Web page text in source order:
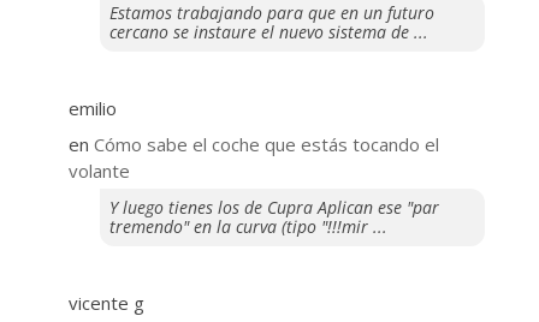
Estamos trabajando para que en un futuro
cercano se instaure el nuevo sistema de ...
emilio
en ​Cómo sabe el coche que estás tocando el
volante
Y luego tienes los de Cupra Aplican ese "par
tremendo" en la curva (tipo "!!!mir ...
vicente g